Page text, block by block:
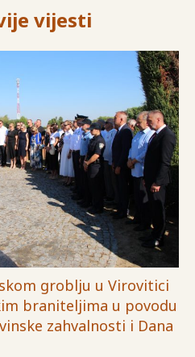
vijesti
groblju u Virovitici
braniteljima u povodu
zahvalnosti i Dana